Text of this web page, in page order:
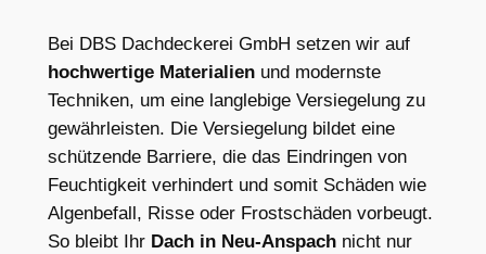
Bei DBS Dachdeckerei GmbH setzen wir auf
hochwertige Materialienund modernste
Techniken, um eine langlebige Versiegelung zu
gewährleisten. Die Versiegelung bildet eine
schützende Barriere, die das Eindringen von
Feuchtigkeit verhindert und somit Schäden wie
Algenbefall, Risse oder Frostschäden vorbeugt.
So bleibt Ihr Dach in Neu-Anspachnicht nur